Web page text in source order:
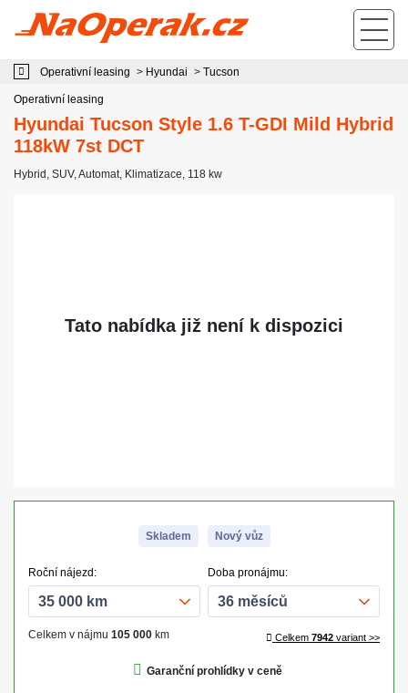
Operativní leasing Hyundai Tucson Style 1.6 T-GDI Mild Hybrid 118kW 7st
Operativní leasing > Hyundai > Tucson
Operativní leasing
Hyundai Tucson Style 1.6 T-GDI Mild Hybrid
118kW 7st DCT
Hybrid , SUV,Automat, Klimatizace, 118 kw
Skladem Nový vůz
Roční nájezd:
Celkem v nájmu 105 000 km
Doba pronájmu:
Celkem 7942 variant >>
Garanční prohlídky v ceně